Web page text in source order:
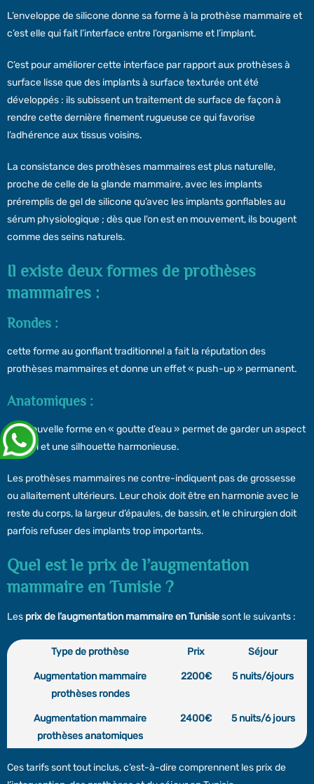
L’enveloppe de silicone donne sa forme à la prothèse mammaire et
c’est elle qui fait l’interface entre l’organisme et l’implant.
C’est pour améliorer cette interface par rapport aux prothèses à
surface lisse que des implants à surface texturée ont été
développés : ils subissent un traitement de surface de façon à
rendre cette dernière finement rugueuse ce qui favorise
l’adhérence aux tissus voisins.
La consistance des prothèses mammaires est plus naturelle,
proche de celle de la glande mammaire, avec les implants
préremplis de gel de silicone qu’avec les implants gonflables au
sérum physiologique ; dès que l’on est en mouvement, ils bougent
comme des seins naturels.
Il existe deux formes de prothèses
mammaires :
Rondes :
cette forme au gonflant traditionnel a fait la réputation des
prothèses mammaires et donne un effet « push-up » permanent.
Anatomiques :
leur nouvelle forme en « goutte d’eau » permet de garder un aspect
naturel et une silhouette harmonieuse.
Les prothèses mammaires ne contre-indiquent pas de grossesse
ou allaitement ultérieurs. Leur choix doit être en harmonie avec le
reste du corps, la largeur d’épaules, de bassin, et le chirurgien doit
parfois refuser des implants trop importants.
Quel est le prix de l’augmentation
mammaire en Tunisie ?
Les prix de l’augmentation mammaire en Tunisiesont le suivants :
Type de prothèse Prix Séjour
Augmentation mammaire
prothèses rondes
2200€ 5 nuits/6jours
Augmentation mammaire
prothèses anatomiques
2400€ 5 nuits/6 jours
Ces tarifs sont tout inclus, c’est-à-dire comprennent les prix de